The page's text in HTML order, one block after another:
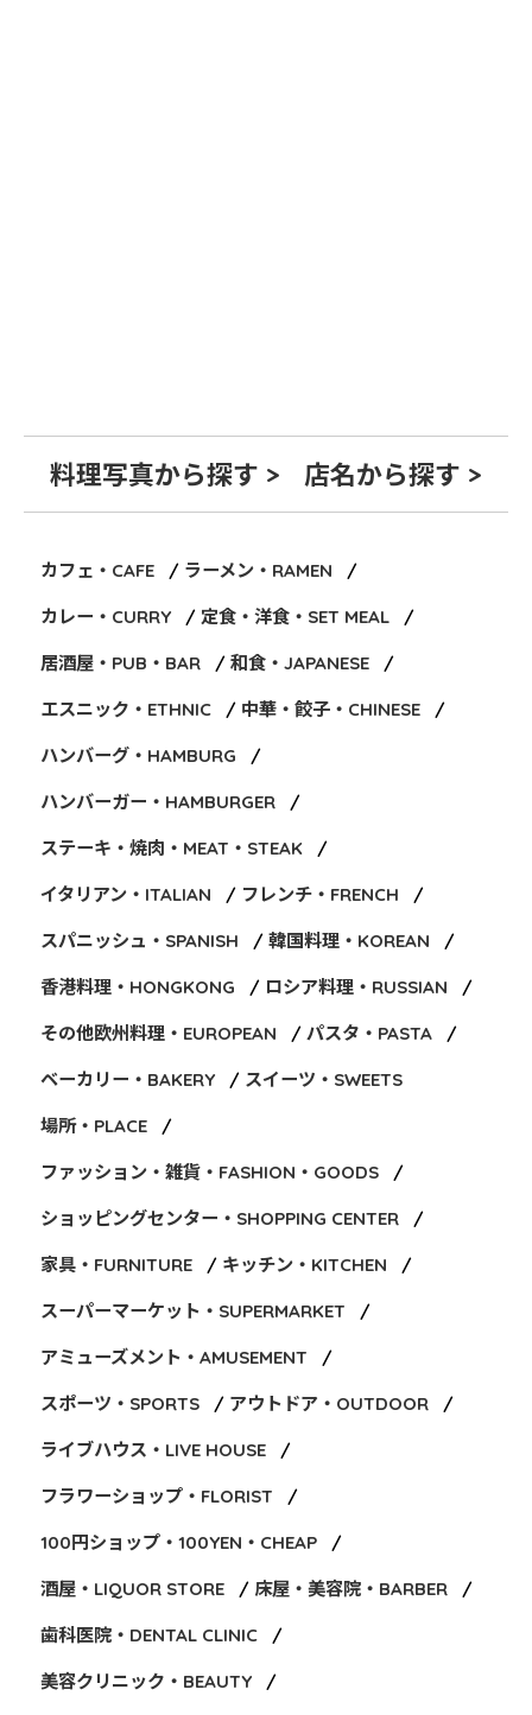
料理写真から探す > 店名から探す >
カフェ・CAFE ラーメン・RAMEN
カレー・CURRY 定食・洋食・SET MEAL
居酒屋・PUB・BAR 和食・JAPANESE
エスニック・ETHNIC 中華・餃子・CHINESE
ハンバーグ・HAMBURG
ハンバーガー・HAMBURGER
ステーキ・焼肉・MEAT・STEAK
イタリアン・ITALIAN フレンチ・FRENCH
スパニッシュ・SPANISH 韓国料理・KOREAN
香港料理・HONGKONG ロシア料理・RUSSIAN
その他欧州料理・EUROPEAN パスタ・PASTA
ベーカリー・BAKERY スイーツ・SWEETS
場所・PLACE
ファッション・雑貨・FASHION・GOODS
ショッピングセンター・SHOPPING CENTER
家具・FURNITURE キッチン・KITCHEN
スーパーマーケット・SUPERMARKET
アミューズメント・AMUSEMENT
スポーツ・SPORTS アウトドア・OUTDOOR
ライブハウス・LIVE HOUSE
フラワーショップ・FLORIST
100円ショップ・100YEN・CHEAP
酒屋・LIQUOR STORE 床屋・美容院・BARBER
歯科医院・DENTAL CLINIC
美容クリニック・BEAUTY